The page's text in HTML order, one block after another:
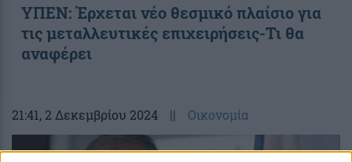
ΥΠΕΝ: Έρχεται νέο θεσμικό πλαίσιο για
τις μεταλλευτικές επιχειρήσεις-Τι θα
αναφέρει
21:41, 2 Δεκεμβρίου 2024 || Οικονομία